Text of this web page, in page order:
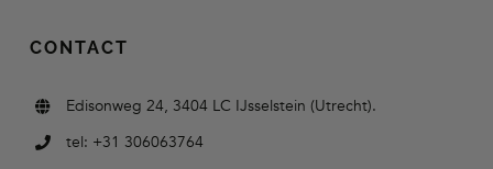
CONTACT
Edisonweg 24, 3404 LC IJsselstein (Utrecht).
tel: +31 306063764